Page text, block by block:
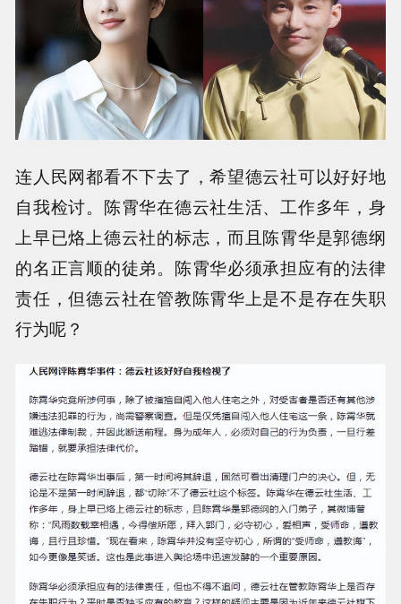
连人民网都看不下去了，希望德云社可以好好地
自我检讨。陈霄华在德云社生活、工作多年，身
上早已烙上德云社的标志，而且陈霄华是郭德纲
的名正言顺的徒弟。陈霄华必须承担应有的法律
责任，但德云社在管教陈霄华上是不是存在失职
行为呢？